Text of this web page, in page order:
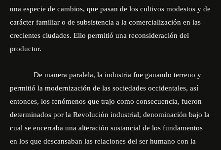
una especie de cambios, que pasan de los cultivos modestos y de
carácter familiar o de subsistencia a la comercialización en las
crecientes ciudades. Ello permitió una reconsideración del
productor.
De manera paralela, la industria fue ganando terreno y
permitió la modernización de las sociedades occidentales, así
entonces, los fenómenos que trajo como consecuencia, fueron
determinados por la Revolución industrial, denominación bajo la
cual se encerraba una alteración sustancial de los fundamentos
en los que descansaban las relaciones del ser humano con la